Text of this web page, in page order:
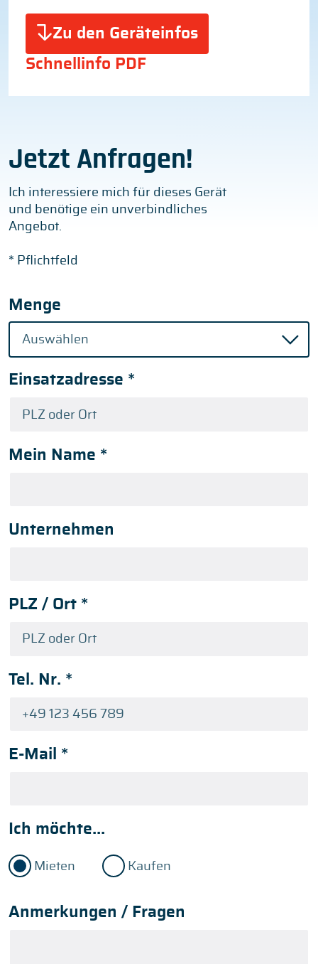
Zu den Geräteinfos
Schnellinfo PDF
Jetzt Anfragen!
Ich interessiere mich für dieses Gerät
und benötige ein unverbindliches
Angebot.
* Pflichtfeld
Menge
Einsatzadresse *
Mein Name *
Unternehmen
PLZ / Ort *
Tel. Nr. *
E-Mail *
Ich möchte...
Mieten Kaufen
Anmerkungen / Fragen